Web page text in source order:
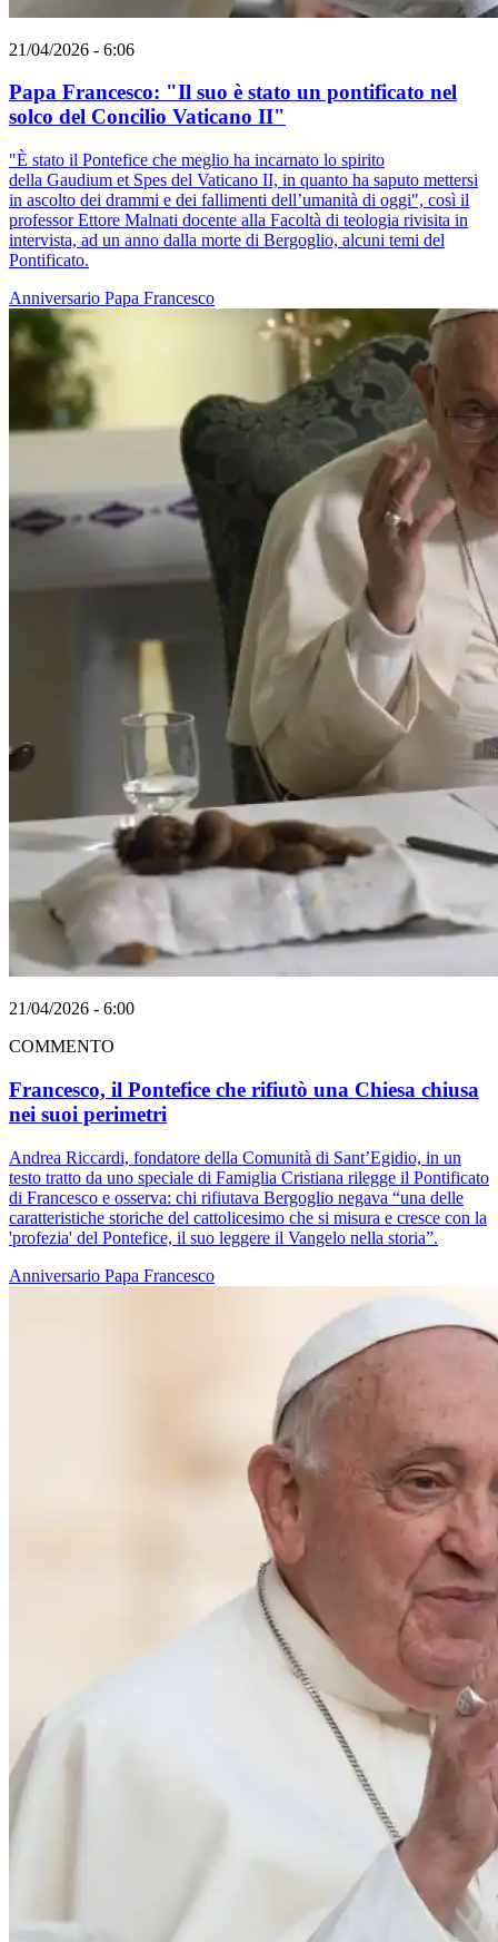
21/04/2026 - 6:06
Papa Francesco: "Il suo è stato un pontificato nel
solco del Concilio Vaticano II"
"È stato il Pontefice che meglio ha incarnato lo spirito
della Gaudium et Spes del Vaticano II, in quanto ha saputo mettersi
in ascolto dei drammi e dei fallimenti dell’umanità di oggi", così il
professor Ettore Malnati docente alla Facoltà di teologia rivisita in
intervista, ad un anno dalla morte di Bergoglio, alcuni temi del
Pontificato.
Anniversario Papa Francesco
21/04/2026 - 6:00
COMMENTO
Francesco, il Pontefice che rifiutò una Chiesa chiusa
nei suoi perimetri
Andrea Riccardi, fondatore della Comunità di Sant’Egidio, in un
testo tratto da uno speciale di Famiglia Cristiana rilegge il Pontificato
di Francesco e osserva: chi rifiutava Bergoglio negava “una delle
caratteristiche storiche del cattolicesimo che si misura e cresce con la
'profezia' del Pontefice, il suo leggere il Vangelo nella storia”.
Anniversario Papa Francesco